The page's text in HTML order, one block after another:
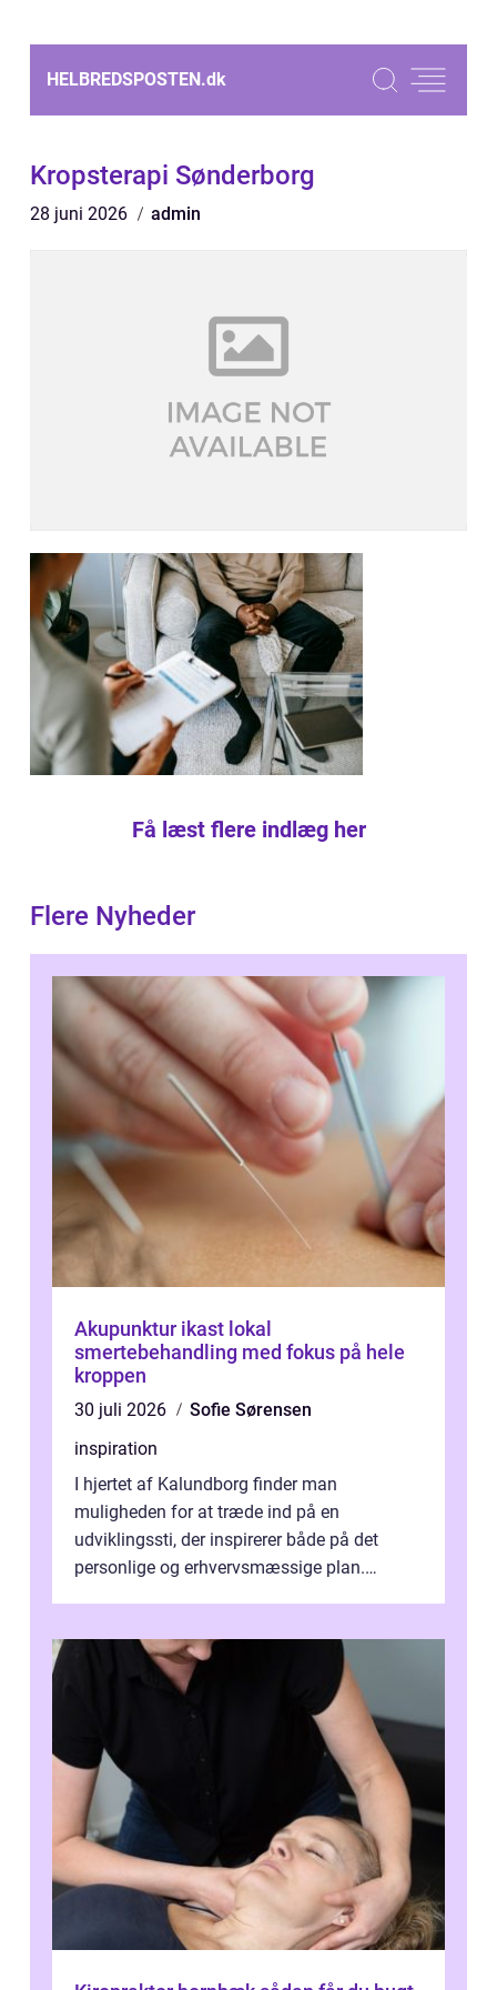
HELBREDSPOSTEN.dk
Kropsterapi Sønderborg
28 juni 2026 admin
Få læst flere indlæg her
Flere Nyheder
Akupunktur ikast lokal
smertebehandling med fokus på hele
kroppen
30 juli 2026
Sofie Sørensen
inspiration
I hjertet af Kalundborg finder man
muligheden for at træde ind på en
udviklingssti, der inspirerer både på det
personlige og erhvervsmæssige plan.